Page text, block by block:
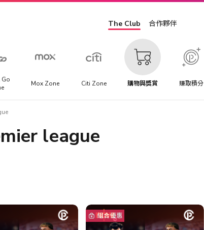
The Club 合作夥伴
Go
Mox Zone Citi Zone 購物與獎賞 賺取積分
league
組合優惠